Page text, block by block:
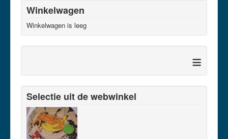
Winkelwagen
Winkelwagen is leeg
≡
Selectie uit de webwinkel